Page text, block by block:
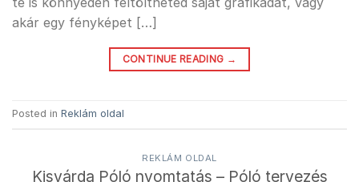
akár egy fényképet […]
CONTINUE READING →
Posted in Reklám oldal
REKLÁM OLDAL
Kisvárda Póló nyomtatás – Póló tervezés